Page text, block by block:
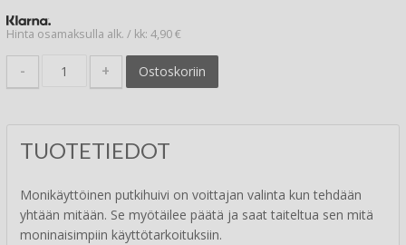
Hinta osamaksulla alk. / kk: 4,90 €
- + Ostoskoriin
TUOTETIEDOT
Monikäyttöinen putkihuivi on voittajan valinta kun tehdään
yhtään mitään. Se myötäilee päätä ja saat taiteltua sen mitä
moninaisimpiin käyttötarkoituksiin.